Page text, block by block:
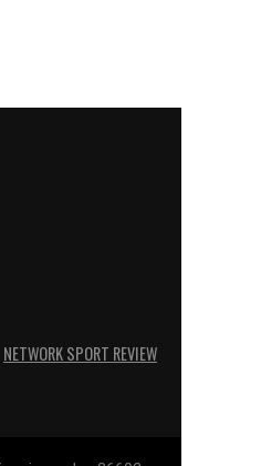
NETWORK SPORT REVIEW